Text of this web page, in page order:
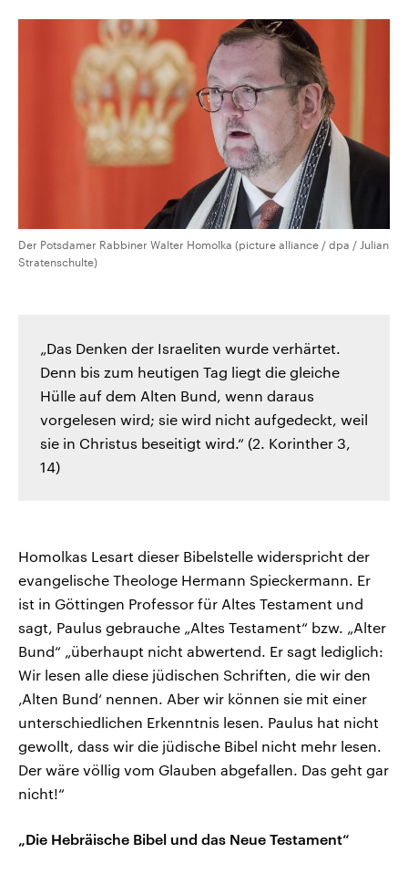
Der Potsdamer Rabbiner Walter Homolka (picture alliance / dpa / Julian
Stratenschulte)
„Das Denken der Israeliten wurde verhärtet.
Denn bis zum heutigen Tag liegt die gleiche
Hülle auf dem Alten Bund, wenn daraus
vorgelesen wird; sie wird nicht aufgedeckt, weil
sie in Christus beseitigt wird.“ (2. Korinther 3,
14)
Homolkas Lesart dieser Bibelstelle widerspricht der
evangelische Theologe Hermann Spieckermann. Er
ist in Göttingen Professor für Altes Testament und
sagt, Paulus gebrauche „Altes Testament“ bzw. „Alter
Bund“ „überhaupt nicht abwertend. Er sagt lediglich:
Wir lesen alle diese jüdischen Schriften, die wir den
‚Alten Bund‘ nennen. Aber wir können sie mit einer
unterschiedlichen Erkenntnis lesen. Paulus hat nicht
gewollt, dass wir die jüdische Bibel nicht mehr lesen.
Der wäre völlig vom Glauben abgefallen. Das geht gar
nicht!“
„Die Hebräische Bibel und das Neue Testament“